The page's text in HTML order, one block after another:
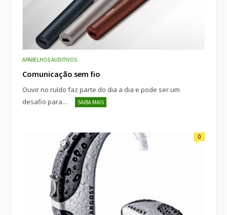
APARELHOS AUDITIVOS
Comunicação sem fio
Ouvir no ruído faz parte do dia a dia e pode ser um
desafio para…
SAIBA MAIS
0